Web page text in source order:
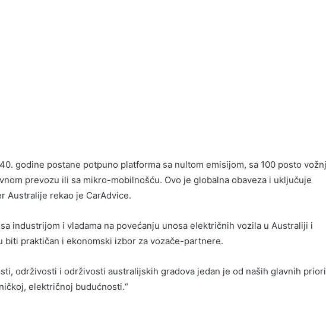
godine postane potpuno platforma sa nultom emisijom, sa 100 posto
prevozu ili sa mikro-mobilnošću. Ovo je globalna obaveza i uključuje
Australije rekao je CarAdvice.
industrijom i vladama na povećanju unosa električnih vozila u Australiji i
biti praktičan i ekonomski izbor za vozače-partnere.
održivosti i održivosti australijskih gradova jedan je od naših glavnih
električnoj budućnosti.“